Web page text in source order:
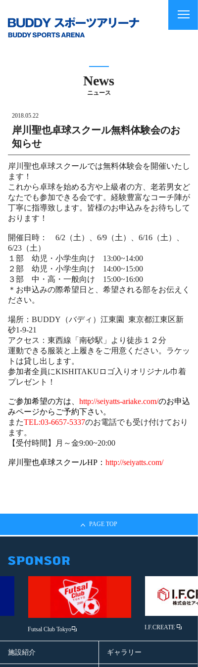
News
ニュース
2018.05.22
岸川聖也卓球スクール無料体験会のお
知らせ
岸川聖也卓球スクールでは無料体験会を開催いたし
ます！
これから卓球を始める方や上級者の方、老若男女ど
なたでも参加できる会です。経験豊富なコーチ陣が
丁寧に指導致します。皆様のお申込みをお待ちして
おります！
開催日時： 6/2（土）、6/9（土）、6/16（土）、
6/23（土）
１部 幼児・小学生向け 13:00~14:00
２部 幼児・小学生向け 14:00~15:00
３部 中・高・一般向け 15:00~16:00
＊お申込みの際希望日と、希望される部をお伝えく
ださい。
場所：BUDDY（バディ）江東園 東京都江東区新
砂1-9-21
アクセス：東西線「南砂駅」より徒歩１２分
運動できる服装と上履きをご用意ください。ラケッ
トは貸し出します。
参加者全員にKISHITAKUロゴ入りオリジナル巾着
プレゼント！
ご参加希望の方は、 http://seiyatts-ariake.com/のお申込
みページからご予約下さい。
またTEL:03-6657-5337のお電話でも受け付けており
ます。
【受付時間】月～金9:00~20:00
岸川聖也卓球スクールHP： http://seiyatts.com/
PAGE TOP
Futsal Club Tokyo I.F.CREATE
施設紹介 ギャラリー